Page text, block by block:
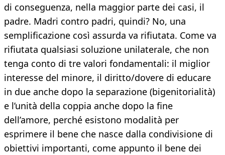
di conseguenza, nella maggior parte dei casi, il
padre. Madri contro padri, quindi? No, una
semplificazione così assurda va rifiutata. Come va
rifiutata qualsiasi soluzione unilaterale, che non
tenga conto di tre valori fondamentali: il miglior
interesse del minore, il diritto/dovere di educare
in due anche dopo la separazione (bigenitorialità)
e l’unità della coppia anche dopo la fine
dell’amore, perché esistono modalità per
esprimere il bene che nasce dalla condivisione di
obiettivi importanti, come appunto il bene dei